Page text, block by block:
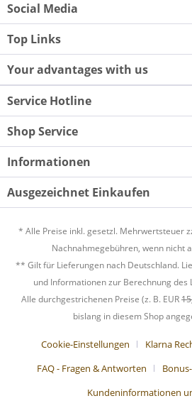
Social Media
Top Links
Your advantages with us
Service Hotline
Shop Service
Informationen
Ausgezeichnet Einkaufen
* Alle Preise inkl. gesetzl. Mehrwertsteuer
Nachnahmegebühren, wenn nicht
** Gilt für Lieferungen nach Deutschland.
und Informationen zur Berechnung des
Alle durchgestrichenen Preise (z. B. EUR
bislang in diesem Shop
Cookie-Einstellungen Klarna
FAQ - Fragen & Antworten
Kundeninformationen